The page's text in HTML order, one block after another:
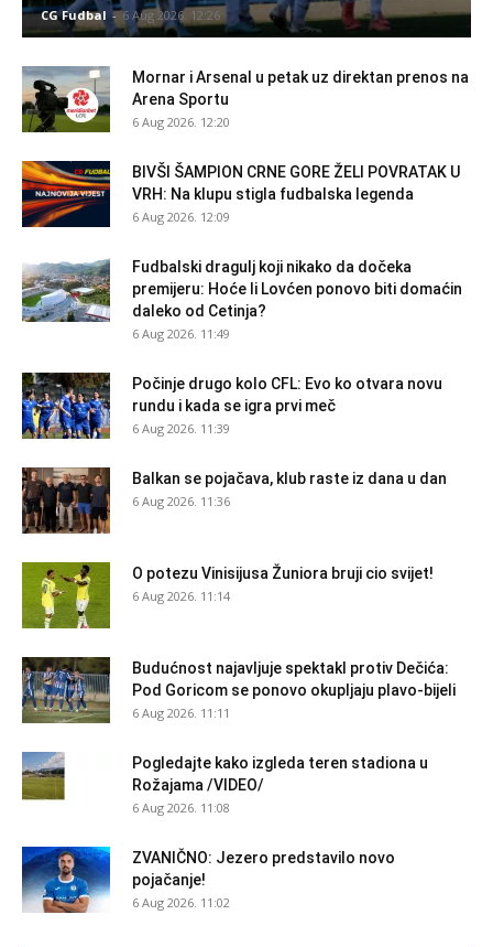
CG Fudbal - 6 Aug 2026. 12:26
Mornar i Arsenal u petak uz direktan prenos na
Arena Sportu
6 Aug 2026. 12:20
BIVŠI ŠAMPION CRNE GORE ŽELI POVRATAK U
VRH: Na klupu stigla fudbalska legenda
6 Aug 2026. 12:09
Fudbalski dragulj koji nikako da dočeka
premijeru: Hoće li Lovćen ponovo biti domaćin
daleko od Cetinja?
6 Aug 2026. 11:49
Počinje drugo kolo CFL: Evo ko otvara novu
rundu i kada se igra prvi meč
6 Aug 2026. 11:39
Balkan se pojačava, klub raste iz dana u dan
6 Aug 2026. 11:36
O potezu Vinisijusa Žuniora bruji cio svijet!
6 Aug 2026. 11:14
Budućnost najavljuje spektakl protiv Dečića:
Pod Goricom se ponovo okupljaju plavo-bijeli
6 Aug 2026. 11:11
Pogledajte kako izgleda teren stadiona u
Rožajama /VIDEO/
6 Aug 2026. 11:08
ZVANIČNO: Jezero predstavilo novo
pojačanje!
6 Aug 2026. 11:02